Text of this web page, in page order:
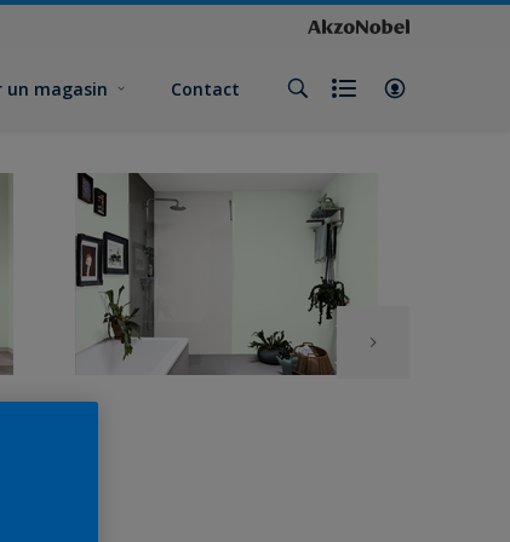
un magasin Contact